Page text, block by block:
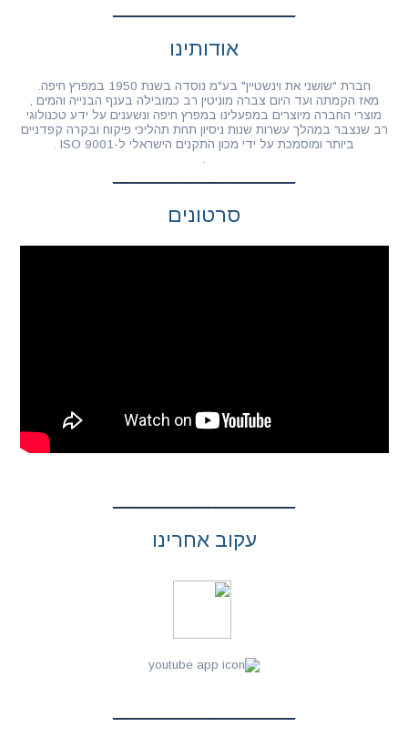
אודותינו
חברת "שושני את וינשטיין" בע"מ נוסדה בשנת 1950 במפרץ חיפה.
מאז הקמתה ועד היום צברה מוניטין רב כמובילה בענף הבנייה והמים ,
מוצרי החברה מיוצרים במפעלינו במפרץ חיפה ונשענים על ידע טכנולוגי
רב שנצבר במהלך עשרות שנות ניסיון תחת תהליכי פיקוח ובקרה קפדניים
ביותר ומוסמכת על ידי מכון התקנים הישראלי ל-ISO 9001 .
.
סרטונים
עקוב אחרינו